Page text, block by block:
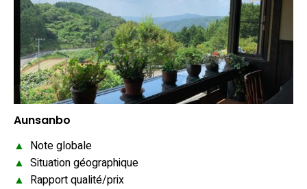
Aunsanbo
▲ Note globale
▲ Situation géographique
▲ Rapport qualité/prix